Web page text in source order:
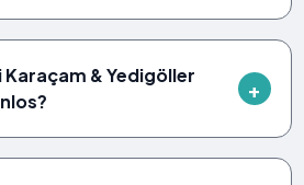
Karaçam & Yedigöller